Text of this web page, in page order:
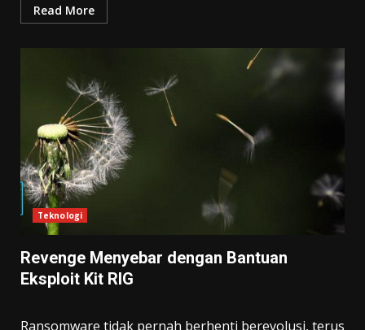
Read More
Teknologi
Revenge Menyebar dengan Bantuan
Eksploit Kit RIG
Ransomware tidak pernah berhenti berevolusi, terus